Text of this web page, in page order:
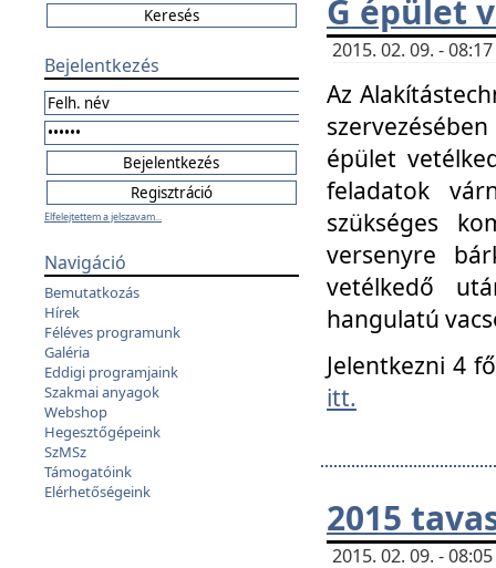
Bejelentkezés
Elfelejtettem a jelszavam...
Navigáció
Bemutatkozás
Hírek
Féléves programunk
Galéria
Eddigi programjaink
Szakmai anyagok
Webshop
Hegesztőgépeink
SzMSz
Támogatóink
Elérhetőségeink
G épület
2015. 02. 09. -
Az
épület
feladatok
szükséges
versenyre
vetélkedő
hangulatú
Jelentkezni 4
itt.
2015
2015. 02. 09. -